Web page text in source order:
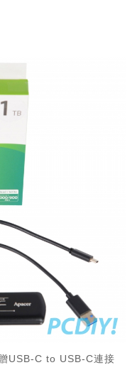
USB-C to USB-C連接